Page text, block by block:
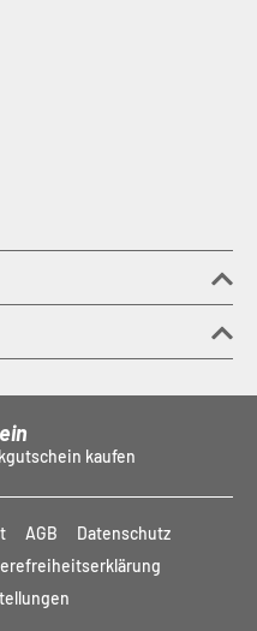
kaufen
AGB
Datenschutz